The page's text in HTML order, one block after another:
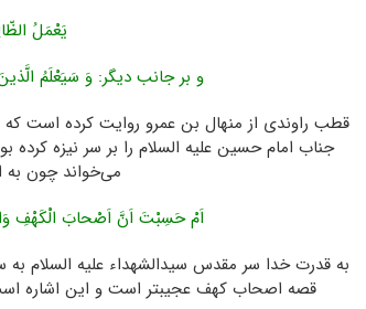
یَعْمَلُ
و بر جانب دیگر: وَ سَیَعْلَمُ
قطب راوندی از منهال بن عمرو روایت کرده است
جناب امام حسین علیه السلام را بر سر نیزه
می‌خواند چون به
اَمْ حَسِبْتَ اَنَّ اَصْحابَ الْکَهْفِ
به قدرت خدا سر مقدس سیدالشهداء علیه السلام
قصه اصحاب کهف عجیبتر است و این اشاره